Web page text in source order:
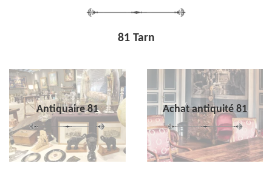
81 Tarn
Antiquaire 81 Achat antiquité 81